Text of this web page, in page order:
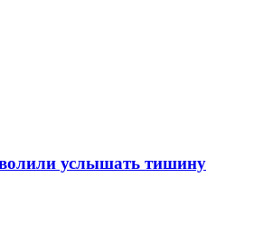
услышать тишину